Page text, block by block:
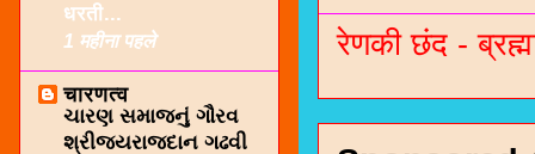
रेणकी छंद -
धरती...
1 महीना पहले
चारणत्व
ચારણ સમાજનું ગૌરવ
શ્રીજયરાજદાન ગઢવી